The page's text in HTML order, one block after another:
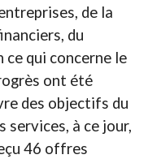
de la
du
qui concerne le
ont été
des objectifs du
services, à ce jour,
46 offres